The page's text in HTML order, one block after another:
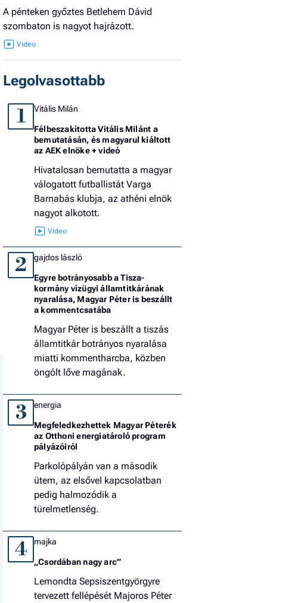
A pénteken győztes Betlehem Dávid
szombaton is nagyot hajrázott.
Legolvasottabb
1 Vitális Milán
Félbeszakította Vitális Milánt a
bemutatásán, és magyarul kiáltott
az AEK elnöke + videó
Hivatalosan bemutatta a magyar
válogatott futballistát Varga
Barnabás klubja, az athéni elnök
nagyot alkotott.
2 gajdos lászló
Egyre botrányosabb a Tisza-
kormány vízügyi államtitkárának
nyaralása, Magyar Péter is beszállt
a kommentcsatába
Magyar Péter is beszállt a tiszás
államtitkár botrányos nyaralása
miatti kommentharcba, közben
öngólt lőve magának.
3 energia
Megfeledkezhettek Magyar Péterék
az Otthoni energiatároló program
pályázóiról
Parkolópályán van a második
ütem, az elsővel kapcsolatban
pedig halmozódik a
türelmetlenség.
4 majka
„Csordában nagy arc”
Lemondta Sepsiszentgyörgyre
tervezett fellépését Majoros Péter